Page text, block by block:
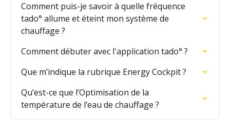
Comment puis-je savoir à quelle fréquence
tado° allume et éteint mon système de
chauffage ?
Comment débuter avec l'application tado° ?
Que m’indique la rubrique Energy Cockpit ?
Qu’est-ce que l’Optimisation de la
température de l’eau de chauffage ?